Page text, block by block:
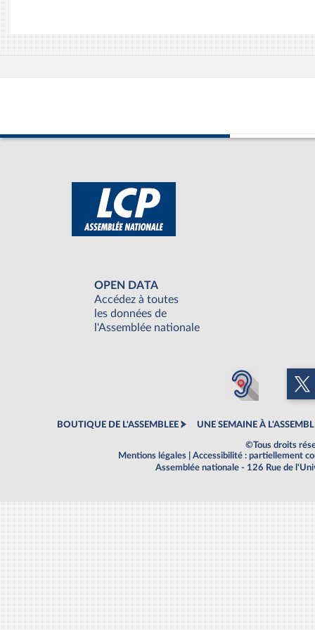
OPEN DATA
Accédez à toutes
les données de
l'Assemblée nationale
BOUTIQUE DE L'ASSEMBLEE UNE SEMAINE À
©Tous droits
Mentions légales
Accessibilité : partiellement
Assemblée nationale - 126 Rue de